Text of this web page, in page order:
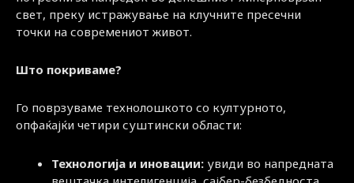
свет, преку истражување на клучните пресечни
точки на современиот живот.
Што покриваме?
Го поврзуваме технолошкото со културното,
опфаќајќи четири суштински области:
Технологија и иновации: увиди во напредната